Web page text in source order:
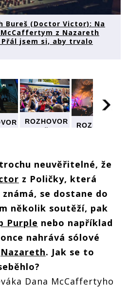
Bureš (Doctor Victor): Na
z Nazareth
jsem si, aby trvalo
ROZHOVOR
| Vojtěch
Na
nahrávání
s Danem
McCaffertym
z Nazareth
nikdy
nezapomenu.
Přál jsem
si, aby
věčně
ROZHOVOR
Victor):
Na
nahrávání
McCaffertym
z Nazareth
nikdy
nezapomenu.
Přál jsem
si, aby
trvalo
věčně
neuvěřitelné, že
z Poličky, která
se dostane do
několik soutěží, pak
Purple nebo například
nahrává sólové
Nazareth. Jak se to
Dana McCaffertyho